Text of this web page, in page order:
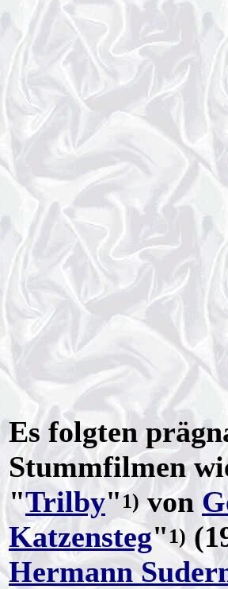
Es folgten
Stummfilmen
"Trilby"1)von
Katzensteg"1)
Hermann